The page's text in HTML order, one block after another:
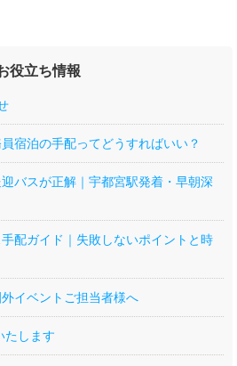
役立ち情報
宿泊の手配ってどうすればいい？
バスが正解｜宇都宮駅発着・早朝深
配ガイド｜失敗しないポイントと時
イベントご担当者様へ
たします